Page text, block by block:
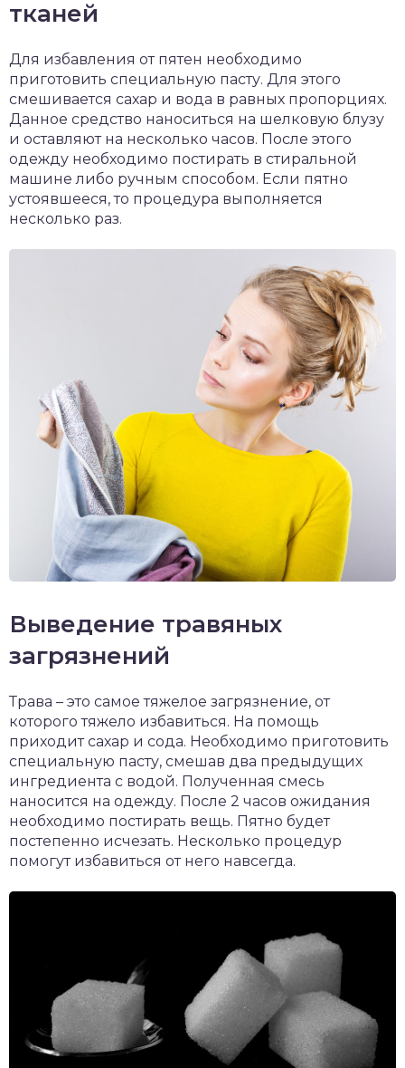
тканей
Для избавления от пятен необходимо
приготовить специальную пасту. Для этого
смешивается сахар и вода в равных пропорциях.
Данное средство наноситься на шелковую блузу
и оставляют на несколько часов. После этого
одежду необходимо постирать в стиральной
машине либо ручным способом. Если пятно
устоявшееся, то процедура выполняется
несколько раз.
Выведение травяных
загрязнений
Трава – это самое тяжелое загрязнение, от
которого тяжело избавиться. На помощь
приходит сахар и сода. Необходимо приготовить
специальную пасту, смешав два предыдущих
ингредиента с водой. Полученная смесь
наносится на одежду. После 2 часов ожидания
необходимо постирать вещь. Пятно будет
постепенно исчезать. Несколько процедур
помогут избавиться от него навсегда.